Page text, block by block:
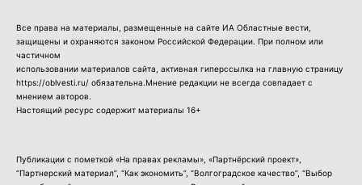
Все права на материалы, размещенные на сайте ИА Областные вести,
защищены и охраняются законом Российской Федерации. При полном или
частичном
использовании материалов сайта, активная гиперссылка на главную страницу
https://oblvesti.ru/ обязательна.Мнение редакции не всегда совпадает с
мнением авторов.
Настоящий ресурс содержит материалы 16+
Публикации с пометкой «На правах рекламы», «Партнёрский проект»,
“Партнерский материал”, “Как экономить”, “Волгоградское качество”, “Выбор